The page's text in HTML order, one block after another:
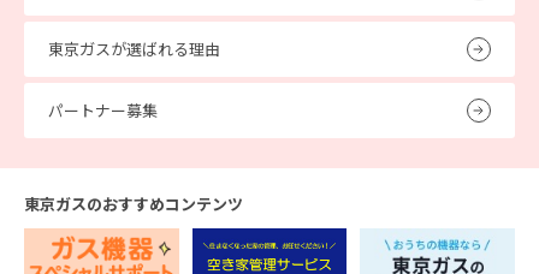
東京ガスが選ばれる理由
パートナー募集
東京ガスのおすすめコンテンツ